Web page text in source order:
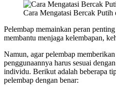
Cara Mengatasi Bercak Putih
Pelembap memainkan peran
membantu menjaga kelembapan,
Namun, agar pelembap
penggunaannya harus sesuai
individu. Berikut adalah beberapa
pelembap dengan benar: